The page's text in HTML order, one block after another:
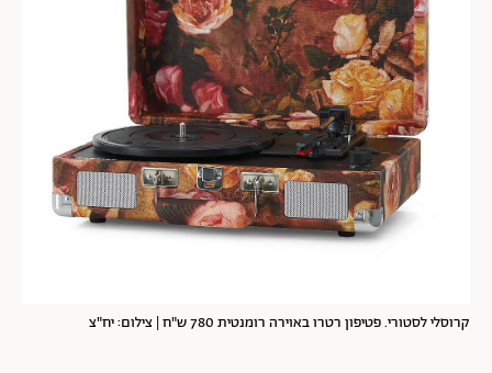
קרוסלי לסטורי. פטיפון רטרו באוירה רומנטית 780 ש"ח | צילום: יח"צ